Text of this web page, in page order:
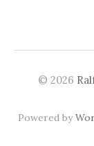
© 2026
Powered by